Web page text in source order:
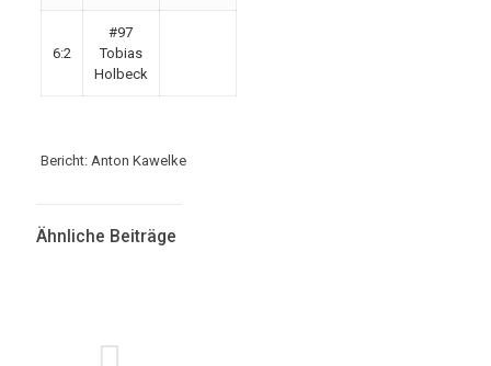
6:2
#97
Tobias
Holbeck
Bericht: Anton Kawelke
Ähnliche Beiträge